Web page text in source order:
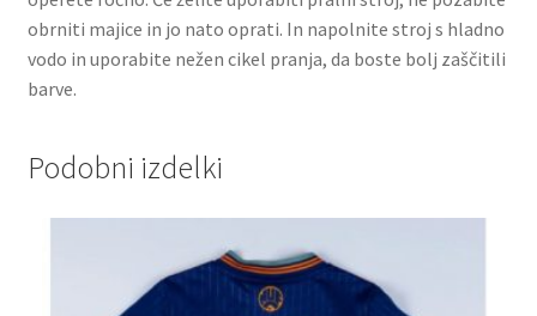
obrniti majice in jo nato oprati. In napolnite stroj s hladno
vodo in uporabite nežen cikel pranja, da boste bolj zaščitili
barve.
Podobni izdelki